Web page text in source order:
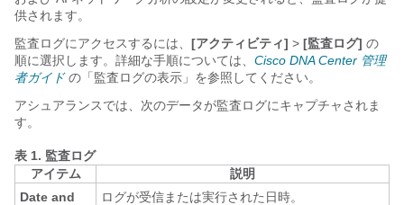
供されます。
監査ログにアクセスするには、 [アクティビティ] > [監査ログ] の
順に選択します。詳細な手順については、 Cisco DNA Center 管理
者ガイドの「監査ログの表示」を参照してください。
アシュアランスでは、次のデータが監査ログにキャプチャされま
す。
表 1. 監査ログ
アイテム
説明
Date and
ログが受信または実行された日時。